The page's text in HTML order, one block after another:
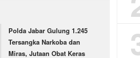
Polda Jabar Gulung 1.245
Tersangka Narkoba dan
Miras, Jutaan Obat Keras